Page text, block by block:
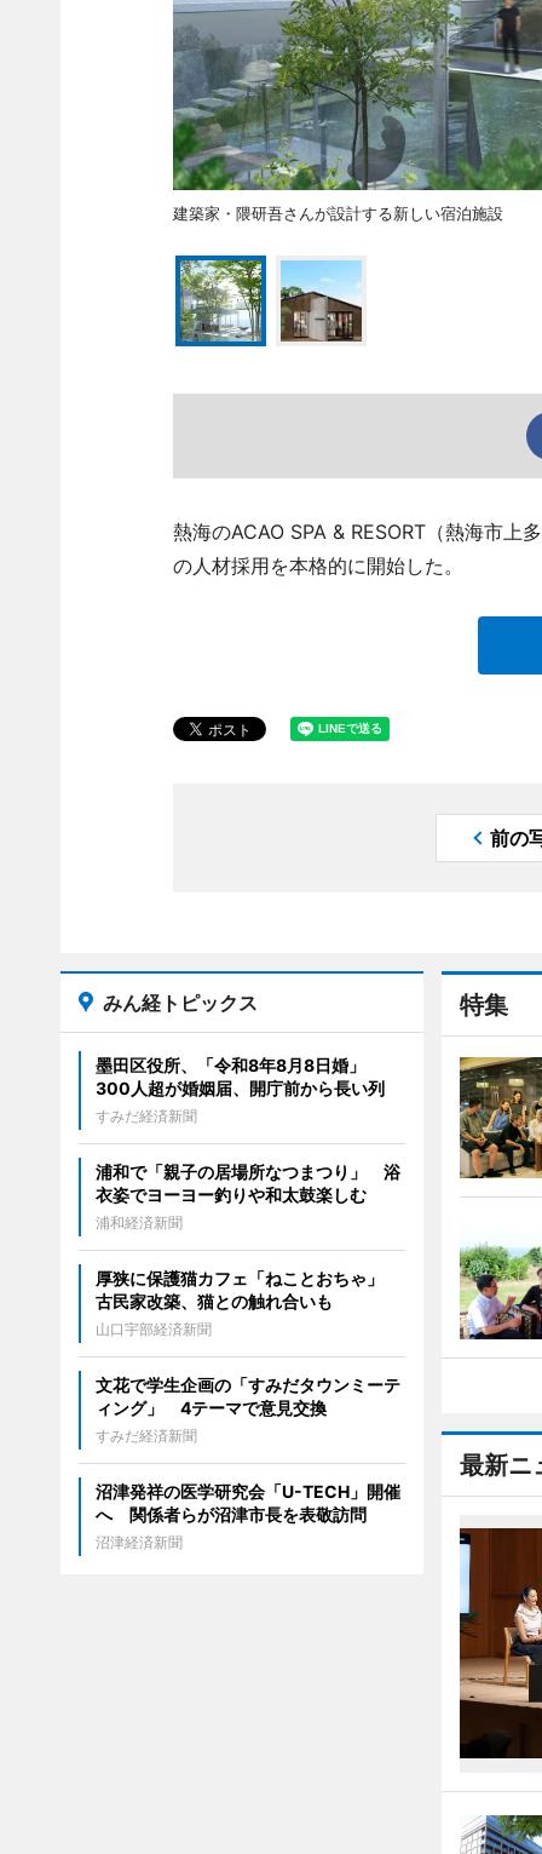
建築家・隈研吾さんが設計する新しい宿泊施設
熱海のACAO SPA & RESORT（熱海市上
の人材採用を本格的に開始した。
前の
特集
最新ニ
みん経トピックス
墨田区役所、「令和8年8月8日婚」
300人超が婚姻届、開庁前から長い列
すみだ経済新聞
浦和で「親子の居場所なつまつり」 浴
衣姿でヨーヨー釣りや和太鼓楽しむ
浦和経済新聞
厚狭に保護猫カフェ「ねことおちゃ」
古民家改築、猫との触れ合いも
山口宇部経済新聞
文花で学生企画の「すみだタウンミーテ
ィング」 4テーマで意見交換
すみだ経済新聞
沼津発祥の医学研究会「U-TECH」開催
へ 関係者らが沼津市長を表敬訪問
沼津経済新聞